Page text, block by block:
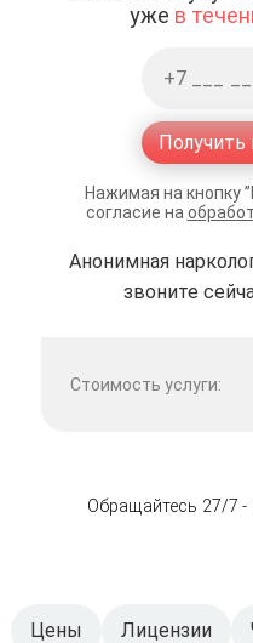
уже в
Получить
Нажимая на кнопку
согласие на
Анонимная
звоните
Стоимость услуги:
Обращайтесь 27/7
Цены Лицензии